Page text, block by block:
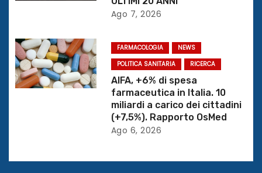
t
i
c
i
Ago 7, 2026
FARMACOLOGIA
NEWS
POLITICA SANITARIA
RICERCA
AIFA, +6% di spesa
farmaceutica in Italia. 10
miliardi a carico dei cittadini
(+7,5%). Rapporto OsMed
Ago 6, 2026